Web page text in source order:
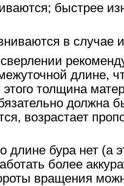
быстрее
в случае
длине,
толщина
должна
возрастает
длине бура нет (а
более
вращения